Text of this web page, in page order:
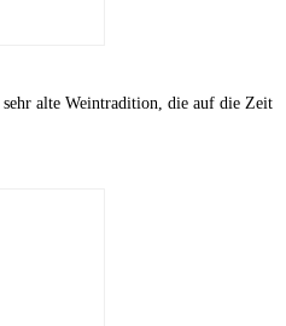
alte Weintradition, die auf die Zeit